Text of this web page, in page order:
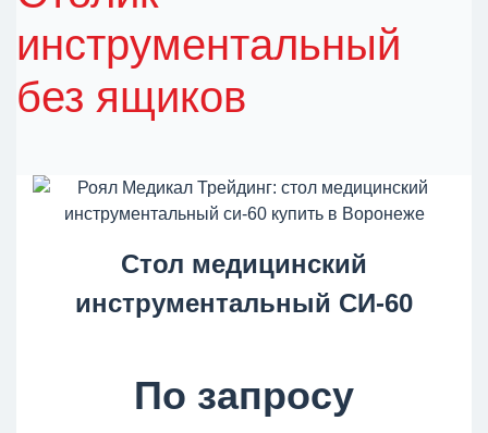
инструментальный
без ящиков
Стол медицинский
инструментальный СИ-60
По запросу